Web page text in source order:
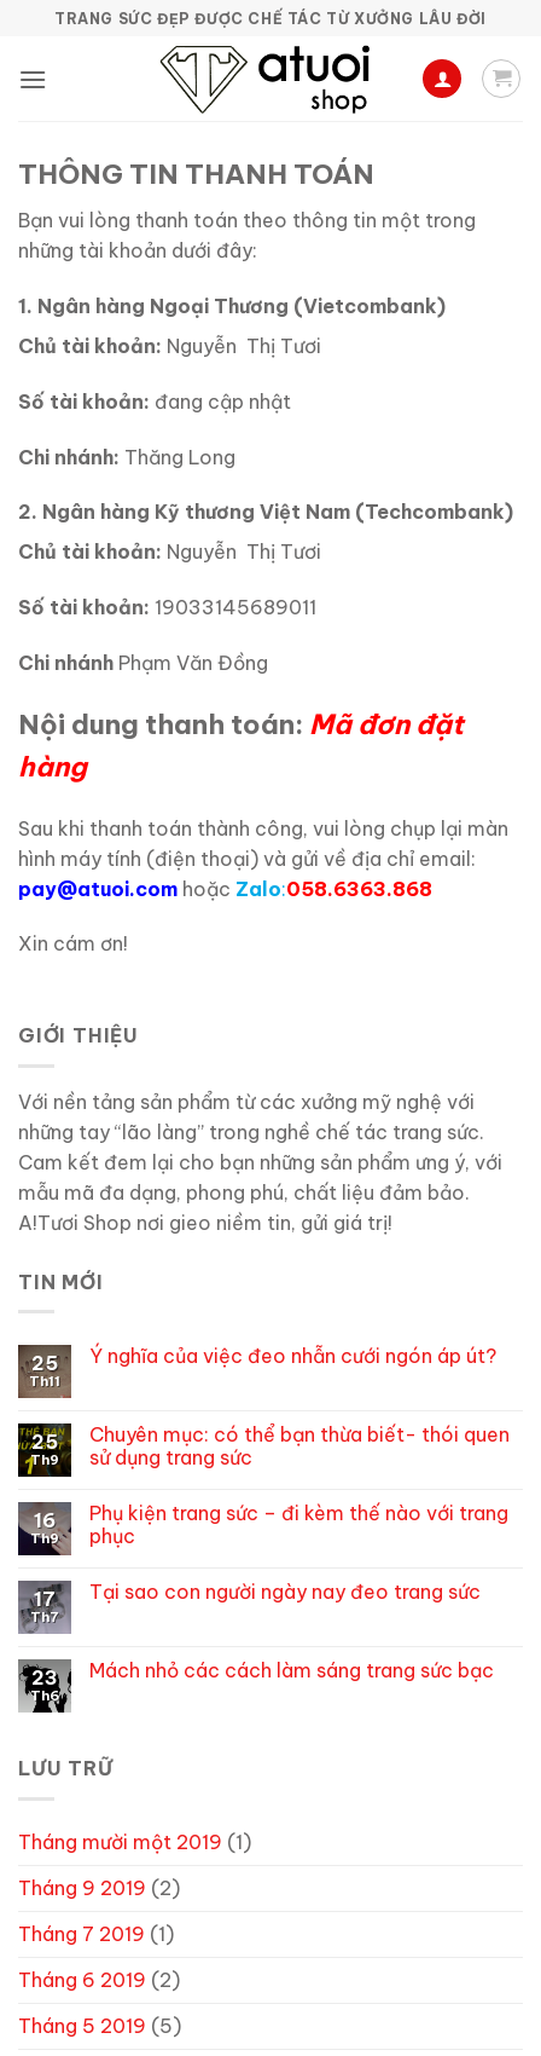
nội
TRANG SỨC ĐẸP ĐƯỢC CHẾ TÁC TỪ XƯỞNG LÂU ĐỜI
THÔNG TIN THANH TOÁN
Bạn vui lòng thanh toán theo thông tin một trong
những tài khoản dưới đây:
1. Ngân hàng Ngoại Thương (Vietcombank)
Chủ tài khoản: Nguyễn Thị Tươi
Số tài khoản: đang cập nhật
Chi nhánh: Thăng Long
2. Ngân hàng Kỹ thương Việt Nam (Techcombank)
Chủ tài khoản: Nguyễn Thị Tươi
Số tài khoản: 19033145689011
Chi nhánh Phạm Văn Đồng
Nội dung thanh toán: Mã đơn đặt
hàng
Sau khi thanh toán thành công, vui lòng chụp lại màn
hình máy tính (điện thoại) và gửi về địa chỉ email:
pay@atuoi.com hoặc Zalo:058.6363.868
Xin cám ơn!
GIỚI THIỆU
Với nền tảng sản phẩm từ các xưởng mỹ nghệ với
những tay “lão làng” trong nghề chế tác trang sức.
Cam kết đem lại cho bạn những sản phẩm ưng ý, với
mẫu mã đa dạng, phong phú, chất liệu đảm bảo.
A!Tươi Shop nơi gieo niềm tin, gửi giá trị!
TIN MỚI
25
Th11
Ý nghĩa của việc đeo nhẫn cưới ngón áp út?
luận
ở
Ý
việc
đeo
nhẫn
áp
út?
25
Th9
Chuyên mục: có thể bạn thừa biết- thói quen
sử dụng trang sức
bình
luận
ở
có
thể
thói
16
Th9
Phụ kiện trang sức – đi kèm thế nào với trang
phục
bình
luận
trang
nào
với
17
Th7
Tại sao con người ngày nay đeo trang sức
luận
ở
ngày
nay
23
Th6
Mách nhỏ các cách làm sáng trang sức bạc
ở
Mách
làm
sáng
sức
bạc
LƯU TRỮ
Tháng mười một 2019 (1)
Tháng 9 2019 (2)
Tháng 7 2019 (1)
Tháng 6 2019 (2)
Tháng 5 2019 (5)